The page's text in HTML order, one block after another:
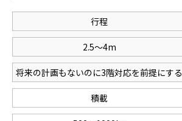
行程
2.5〜4m
将来の計画もないのに3階対応を前提にする
積載